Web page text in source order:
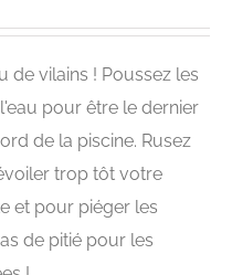
de vilains ! Poussez les
pour être le dernier
de la piscine. Rusez
trop tôt votre
et pour piéger les
de pitié pour les